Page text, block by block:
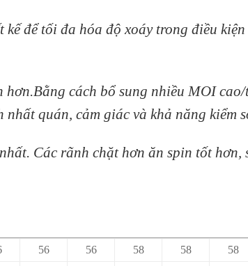
để tối đa hóa độ xoáy trong điều
cách bổ sung nhiều MOI
quán, cảm giác và khả năng kiểm
Các rãnh chặt hơn ăn spin tốt hơn,
56 56 58 58 58